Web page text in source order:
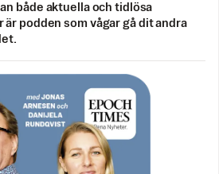
både aktuella och tidlösa
är podden som vågar gå dit andra